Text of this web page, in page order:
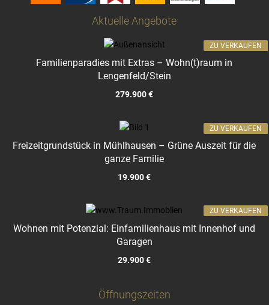
Aktuelle Angebote
Familienparadies mit Extras – Wohn(t)raum in
Lengenfeld/Stein
279.900 €
ZU VERKAUFEN
Freizeitgrundstück in Mühlhausen – Grüne Auszeit für die
ganze Familie
19.900 €
ZU VERKAUFEN
Wohnen mit Potenzial: Einfamilienhaus mit Innenhof und
Garagen
29.900 €
ZU VERKAUFEN
Öffnungszeiten